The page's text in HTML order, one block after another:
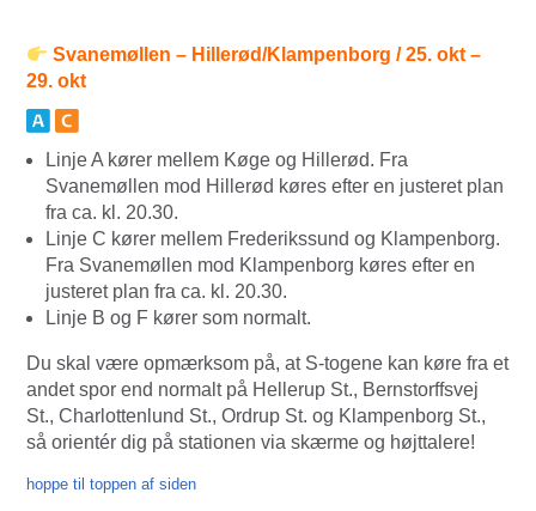
Svanemøllen – Hillerød/Klampenborg / 25. okt –
29. okt
Linje A kører mellem Køge og Hillerød. Fra
Svanemøllen mod Hillerød køres efter en justeret plan
fra ca. kl. 20.30.
Linje C kører mellem Frederikssund og Klampenborg.
Fra Svanemøllen mod Klampenborg køres efter en
justeret plan fra ca. kl. 20.30.
Linje B og F kører som normalt.
Du skal være opmærksom på, at S-togene kan køre fra et
andet spor end normalt på Hellerup St., Bernstorffsvej
St., Charlottenlund St., Ordrup St. og Klampenborg St.,
så orientér dig på stationen via skærme og højttalere!
hoppe til toppen af siden